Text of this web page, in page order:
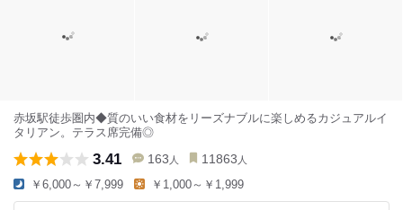
赤坂駅徒歩圏内◆質のいい食材をリーズナブルに楽しめるカジュアルイ
タリアン。テラス席完備◎
3.41 163 人 11863 人
￥6,000～￥7,999 ￥1,000～￥1,999